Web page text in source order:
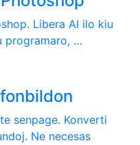
Libera AI ilo kiu
programaro, …
senpage. Konverti
Ne necesas